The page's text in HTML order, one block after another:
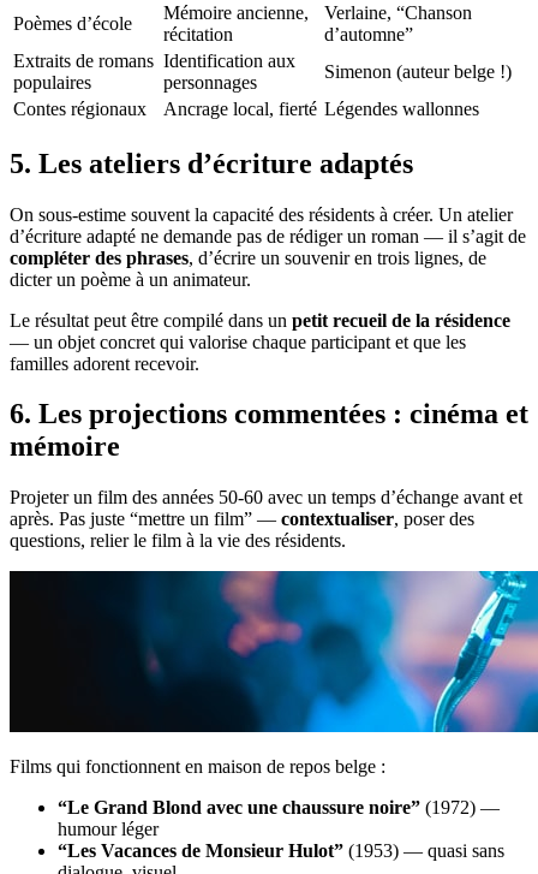
Poèmes d’école
Mémoire ancienne,
récitation
Verlaine, “Chanson
d’automne”
Extraits de romans
populaires
Identification aux
personnages
Simenon (auteur belge !)
Contes régionaux
Ancrage local, fierté Légendes wallonnes
5. Les ateliers d’écriture adaptés
On sous-estime souvent la capacité des résidents à créer. Un atelier
d’écriture adapté ne demande pas de rédiger un roman — il s’agit de
compléter des phrases, d’écrire un souvenir en trois lignes, de
dicter un poème à un animateur.
Le résultat peut être compilé dans un petit recueil de la résidence
— un objet concret qui valorise chaque participant et que les
familles adorent recevoir.
6. Les projections commentées : cinéma et
mémoire
Projeter un film des années 50-60 avec un temps d’échange avant et
après. Pas juste “mettre un film” — contextualiser, poser des
questions, relier le film à la vie des résidents.
Films qui fonctionnent en maison de repos belge :
“Le Grand Blond avec une chaussure noire” (1972) —
humour léger
“Les Vacances de Monsieur Hulot” (1953) — quasi sans